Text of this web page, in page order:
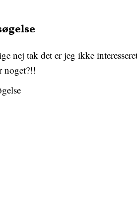
nej tak det er jeg ikke
noget?!!